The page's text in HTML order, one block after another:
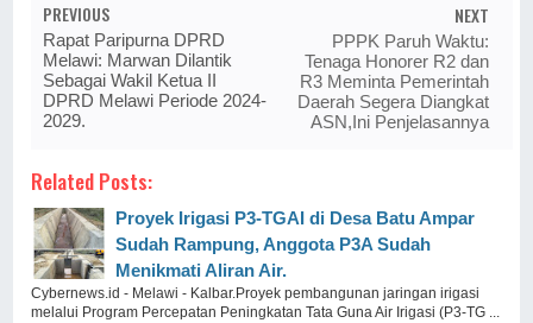
PREVIOUS
Rapat Paripurna DPRD
Melawi: Marwan Dilantik
Sebagai Wakil Ketua II
DPRD Melawi Periode 2024-
2029.
NEXT
PPPK Paruh Waktu:
Tenaga Honorer R2 dan
R3 Meminta Pemerintah
Daerah Segera Diangkat
ASN,Ini Penjelasannya
Related Posts:
Proyek Irigasi P3-TGAI di Desa Batu Ampar
Sudah Rampung, Anggota P3A Sudah
Menikmati Aliran Air.
Cybernews.id - Melawi - Kalbar.Proyek pembangunan jaringan irigasi
melalui Program Percepatan Peningkatan Tata Guna Air Irigasi (P3-TG ...